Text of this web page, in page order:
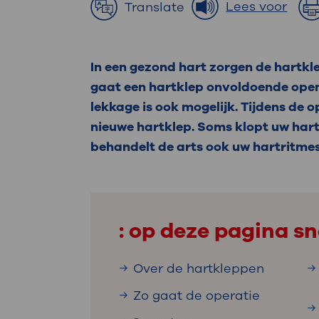
Uw
Uw
Contact
steeds verder uit, zodat u zelf meer
Direct naar MijnOLVG
Translate Lees voor
In een gezond hart zorgen de
gaat een hartklep onvoldoende
lekkage is ook mogelijk. Tijdens de
nieuwe hartklep. Soms klopt uw
behandelt de arts ook uw
: op deze pagina
Over de hartkleppen
Zo gaat de operatie